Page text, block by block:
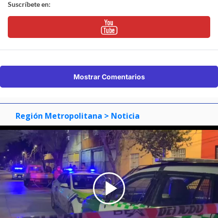
Suscríbete en:
Mostrar Comentarios
Región Metropolitana > Noticia